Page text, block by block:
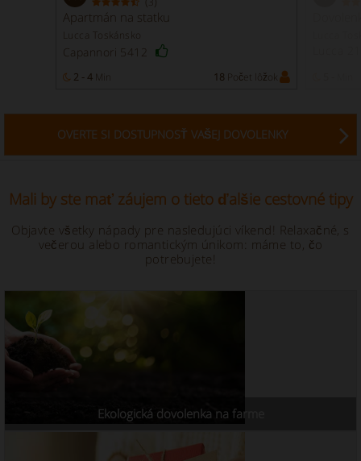
Apartmán na statku
Lucca Toskánsko
Capannori 5412
2 - 4 Min 18 Počet lôžok
OVERTE SI DOSTUPNOSŤ VAŠEJ DOVOLENKY
Mali by ste mať záujem o tieto ďalšie cestovné tipy
Objavte všetky nápady pre nasledujúci víkend! Relaxačné, s
večerou alebo romantickým únikom: máme to, čo
potrebujete!
Ekologická dovolenka na farme